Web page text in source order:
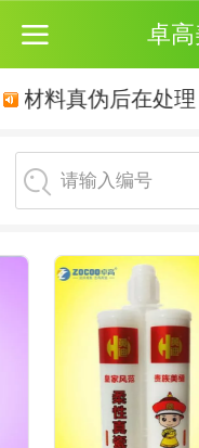
卓
材料真伪后在处理
请输入编号